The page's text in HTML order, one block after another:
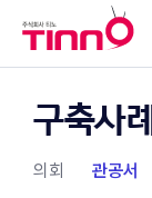
구축사례
의회 관공서